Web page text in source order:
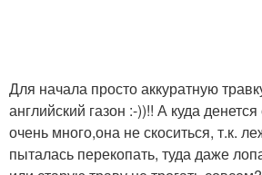
Для начала просто аккуратную
английский газон :-))!! А куда
очень много,она не скоситься, т.к.
пыталась перекопать, туда даже